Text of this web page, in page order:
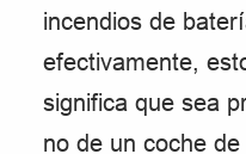
incendios de
efectivamente,
significa que sea
no de un coche